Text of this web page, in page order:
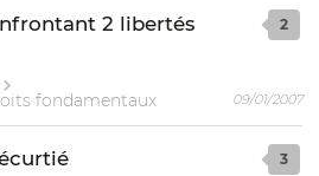
2 libertés
fondamentaux
2
09/01/2007
3